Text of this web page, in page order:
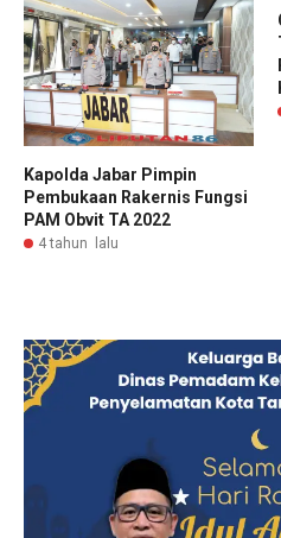
Kapolda Jabar Pimpin
Pembukaan Rakernis Fungsi
PAM Obvit TA 2022
4 tahun lalu